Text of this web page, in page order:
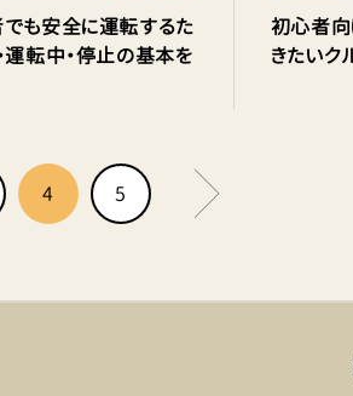
も安全に運転するた
転中・停止の基本を
初心者向
きたいク
4 5